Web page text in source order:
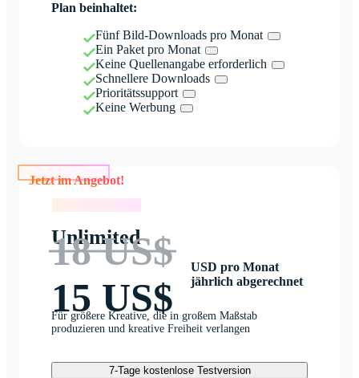
Plan beinhaltet:
Fünf Bild-Downloads pro Monat
Ein Paket pro Monat
Keine Quellenangabe erforderlich
Schnellere Downloads
Prioritätssupport
Keine Werbung
Jetzt im Angebot!
Unlimited
18 US$
15 US$
USD pro Monat
jährlich abgerechnet
Für größere Kreative, die in großem Maßstab
produzieren und kreative Freiheit verlangen
7-Tage kostenlose Testversion